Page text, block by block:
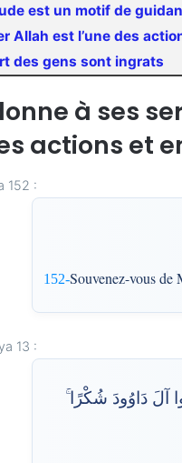
est un motif de
Allah est l’une des
des gens sont ingrats
à ses
actions et
152 :
152-Souvenez-vous de
13 :
آلَ دَاوُودَ شُكْرًا